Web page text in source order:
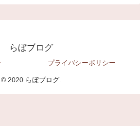
らぼブログ
プライバシーポリシー
© 2020 らぼブログ.